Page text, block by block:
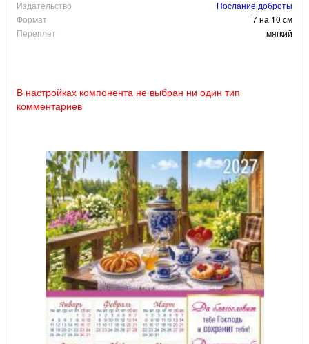
Издательство
Послание доброты
Формат
7 на 10 см
Переплет
мягкий
В настройках компонента не выбран ни один тип
комментариев